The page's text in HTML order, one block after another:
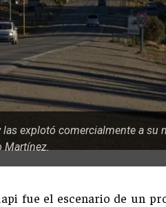
explotó comercialmente a su
Martínez.
fue el escenario de un